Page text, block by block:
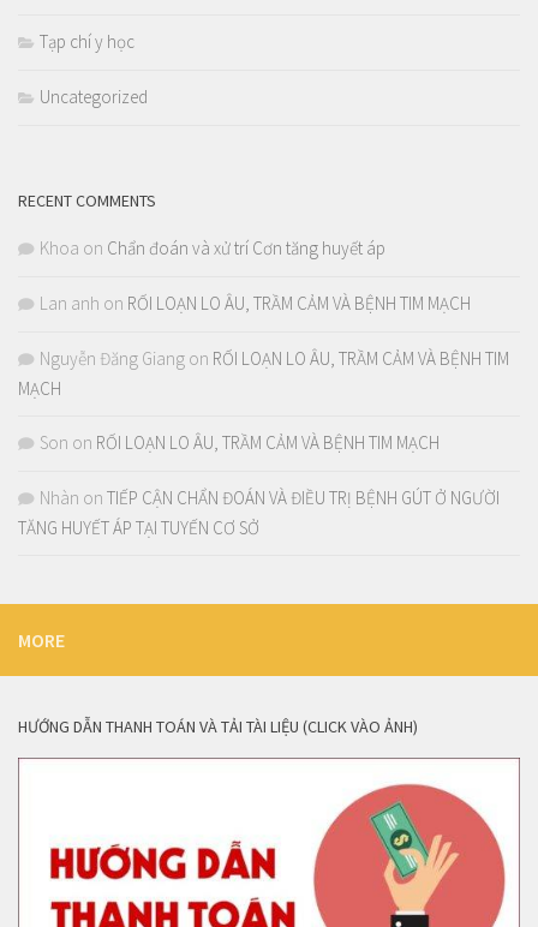
Tạp chí y học
Uncategorized
RECENT COMMENTS
Khoa on Chẩn đoán và xử trí Cơn tăng huyết áp
Lan anh on RỐI LOẠN LO ÂU, TRẦM CẢM VÀ BỆNH TIM MẠCH
Nguyễn Đăng Giang on RỐI LOẠN LO ÂU, TRẦM CẢM VÀ BỆNH TIM
MẠCH
Son on RỐI LOẠN LO ÂU, TRẦM CẢM VÀ BỆNH TIM MẠCH
Nhàn on TIẾP CẬN CHẨN ĐOÁN VÀ ĐIỀU TRỊ BỆNH GÚT Ở NGƯỜI
TĂNG HUYẾT ÁP TẠI TUYẾN CƠ SỞ
MORE
HƯỚNG DẪN THANH TOÁN VÀ TẢI TÀI LIỆU (CLICK VÀO ẢNH)